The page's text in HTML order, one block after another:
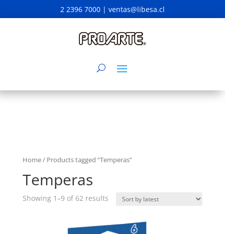
2 2396 7000 | ventas@libesa.cl
Home/ Products tagged “Temperas”
Temperas
Showing 1–9 of 62 results